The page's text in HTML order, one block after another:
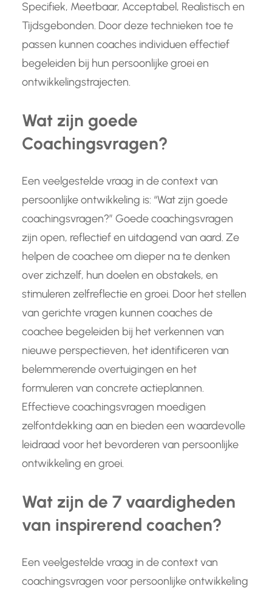
Specifiek, Meetbaar, Acceptabel, Realistisch en
Tijdsgebonden. Door deze technieken toe te
passen kunnen coaches individuen effectief
begeleiden bij hun persoonlijke groei en
ontwikkelingstrajecten.
Wat zijn goede
Coachingsvragen?
Een veelgestelde vraag in de context van
persoonlijke ontwikkeling is: “Wat zijn goede
coachingsvragen?” Goede coachingsvragen
zijn open, reflectief en uitdagend van aard. Ze
helpen de coachee om dieper na te denken
over zichzelf, hun doelen en obstakels, en
stimuleren zelfreflectie en groei. Door het stellen
van gerichte vragen kunnen coaches de
coachee begeleiden bij het verkennen van
nieuwe perspectieven, het identificeren van
belemmerende overtuigingen en het
formuleren van concrete actieplannen.
Effectieve coachingsvragen moedigen
zelfontdekking aan en bieden een waardevolle
leidraad voor het bevorderen van persoonlijke
ontwikkeling en groei.
Wat zijn de 7 vaardigheden
van inspirerend coachen?
Een veelgestelde vraag in de context van
coachingsvragen voor persoonlijke ontwikkeling